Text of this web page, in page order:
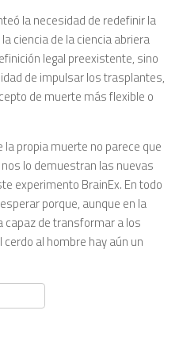
la necesidad de redefinir la
ciencia de la ciencia abriera
legal preexistente, sino
de impulsar los trasplantes,
de muerte más flexible o
propia muerte no parece que
lo demuestran las nuevas
experimento BrainEx. En todo
porque, aunque en la
capaz de transformar a los
al hombre hay aún un